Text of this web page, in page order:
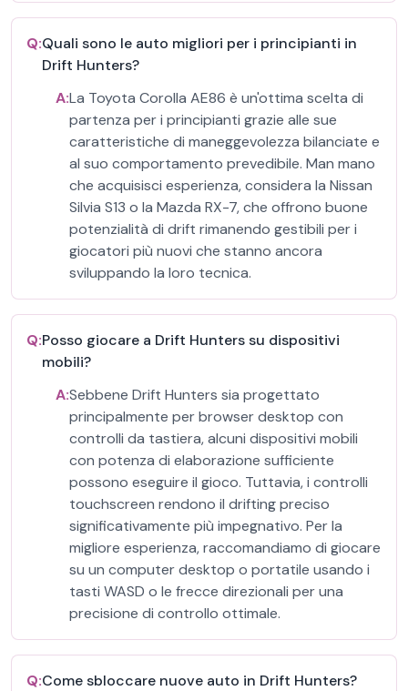
Q:Quali sono le auto migliori per i principianti in
Drift Hunters?
A:La Toyota Corolla AE86 è un'ottima scelta di
partenza per i principianti grazie alle sue
caratteristiche di maneggevolezza bilanciate e
al suo comportamento prevedibile. Man mano
che acquisisci esperienza, considera la Nissan
Silvia S13 o la Mazda RX-7, che offrono buone
potenzialità di drift rimanendo gestibili per i
giocatori più nuovi che stanno ancora
sviluppando la loro tecnica.
Q:Posso giocare a Drift Hunters su dispositivi
mobili?
A:Sebbene Drift Hunters sia progettato
principalmente per browser desktop con
controlli da tastiera, alcuni dispositivi mobili
con potenza di elaborazione sufficiente
possono eseguire il gioco. Tuttavia, i controlli
touchscreen rendono il drifting preciso
significativamente più impegnativo. Per la
migliore esperienza, raccomandiamo di giocare
su un computer desktop o portatile usando i
tasti WASD o le frecce direzionali per una
precisione di controllo ottimale.
Q:Come sbloccare nuove auto in Drift Hunters?